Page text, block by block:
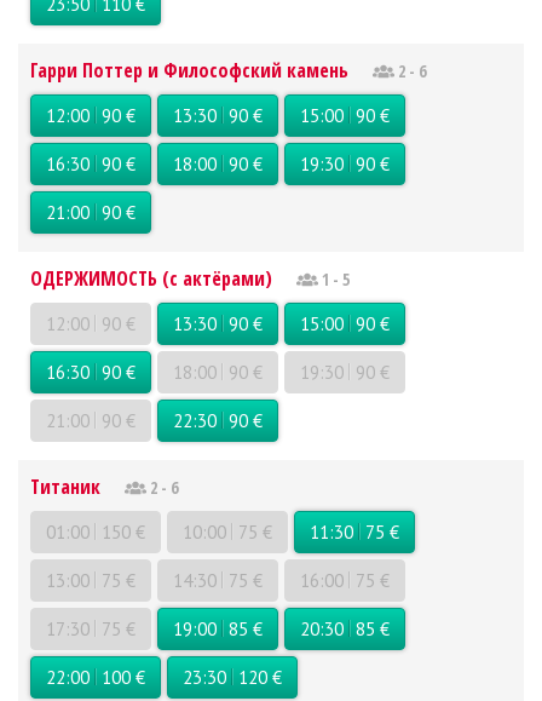
Гарри Поттер и Философский камень
2 - 6
12:00 90 € 13:30 90 € 15:00 90 €
16:30 90 € 18:00 90 € 19:30 90 €
21:00 90 €
ОДЕРЖИМОСТЬ (с актёрами)
1 - 5
12:00 90 € 13:30 90 € 15:00 90 €
16:30 90 € 18:00 90 € 19:30 90 €
21:00 90 € 22:30 90 €
Титаник
2 - 6
01:00
150 € 10:00 75 € 11:30 75 €
13:00 75 € 14:30 75 € 16:00 75 €
17:30 75 € 19:00 85 € 20:30 85 €
22:00 100 € 23:30 120 €